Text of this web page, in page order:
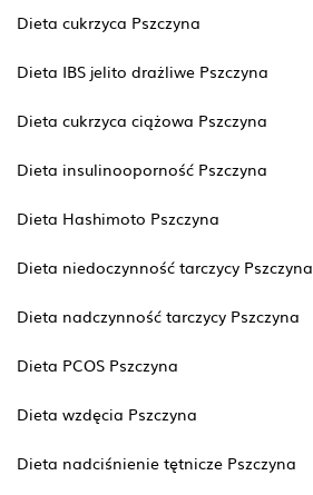
Dieta cukrzyca Pszczyna
Dieta IBS jelito drażliwe Pszczyna
Dieta cukrzyca ciążowa Pszczyna
Dieta insulinooporność Pszczyna
Dieta Hashimoto Pszczyna
Dieta niedoczynność tarczycy Pszczyna
Dieta nadczynność tarczycy Pszczyna
Dieta PCOS Pszczyna
Dieta wzdęcia Pszczyna
Dieta nadciśnienie tętnicze Pszczyna